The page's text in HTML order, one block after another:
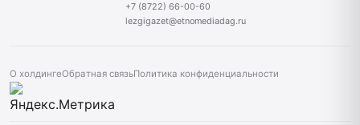
+7 (8722) 66-00-60
lezgigazet@etnomediadag.ru
О холдингеОбратная связьПолитика конфиденциальности